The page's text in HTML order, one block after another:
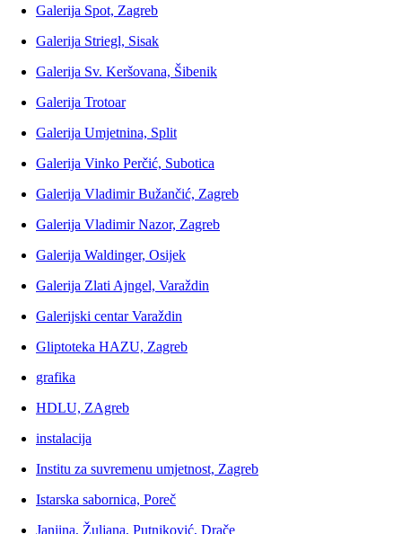
Galerija Spot, Zagreb
Galerija Striegl, Sisak
Galerija Sv. Keršovana, Šibenik
Galerija Trotoar
Galerija Umjetnina, Split
Galerija Vinko Perčić, Subotica
Galerija Vladimir Bužančić, Zagreb
Galerija Vladimir Nazor, Zagreb
Galerija Waldinger, Osijek
Galerija Zlati Ajngel, Varaždin
Galerijski centar Varaždin
Gliptoteka HAZU, Zagreb
grafika
HDLU, ZAgreb
instalacija
Institu za suvremenu umjetnost, Zagreb
Istarska sabornica, Poreč
Janjina, Žuljana, Putniković, Drače